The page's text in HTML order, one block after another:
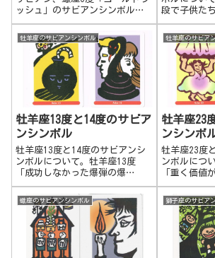
したり、伸ばしていけば良いと
た精神性に気づきます。頑張っ
てできることと、どんなにチャ
レンジしても無理なことの区別
が出来る。
ッシュ」のサビアンシンボル、
サビアン度数によるプログレス
（進行図）での未来予測につい
て。蠍座5度 大きな岩場の海岸
より多くの人達、より難しい人
や対象に向って、深く関わった
り共通の意...
段で子供た
親」 限界へ
上を目指し
を突破する
れ、助けら
ところへ向
も挑戦する
側面もある
めて探索す
り、助けた
度 「金髪
分の精神的
的に表現し
クに伝える
験をした、
験を語る。
の世界観や
が達成した
を効果的に
に人を揺さ
話す側面も
牡羊座のサビアンシンボル
牡羊座13度と14度のサビア
ンシンボル
牡羊座13度と14度のサビアンシ
ンボルについて。牡羊座13度
「成功しなかった爆弾の爆
破」 自分の新しい概念やアイ
ディアで周りや社会を変えよう
としますが、自分の置かれた環
境や周りの状況を把握していな
いため、失敗に終わることが多
いでしょう。牡羊座14度 「男
と女のそばでとぐろを巻く
牡羊座のサビア
牡羊座23
ンシンボ
牡羊座23度
ンボルにつ
「重く価値
された荷を
の服を着た
物や目標に
取るのと、
という両方
数。男性的
受容性の魅
蠍座のサビアンシンボル 獅子座のサビア